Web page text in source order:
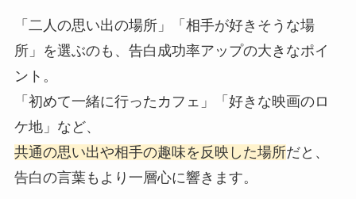
「二人の思い出の場所」「相手が好きそうな場
所」を選ぶのも、告白成功率アップの大きなポイ
ント。
「初めて一緒に行ったカフェ」「好きな映画のロ
ケ地」など、
共通の思い出や相手の趣味を反映した場所だと、
告白の言葉もより一層心に響きます。